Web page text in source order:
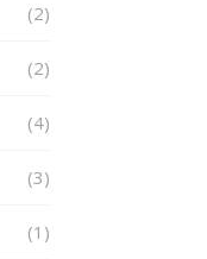
(2)
(2)
(4)
(3)
(1)